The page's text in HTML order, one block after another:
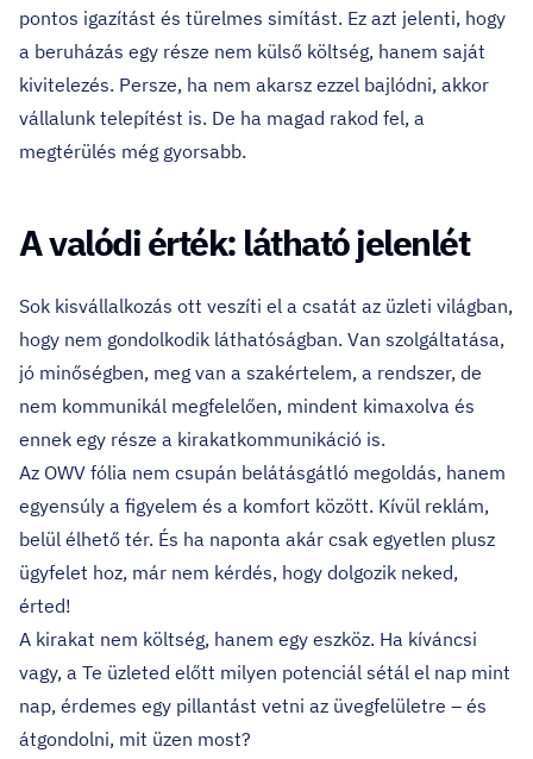
pontos igazítást és türelmes simítást. Ez azt jelenti, hogy
a beruházás egy része nem külső költség, hanem saját
kivitelezés. Persze, ha nem akarsz ezzel bajlódni, akkor
vállalunk telepítést is. De ha magad rakod fel, a
megtérülés még gyorsabb.
A valódi érték: látható jelenlét
Sok kisvállalkozás ott veszíti el a csatát az üzleti világban,
hogy nem gondolkodik láthatóságban. Van szolgáltatása,
jó minőségben, meg van a szakértelem, a rendszer, de
nem kommunikál megfelelően, mindent kimaxolva és
ennek egy része a kirakatkommunikáció is.
Az OWV fólia nem csupán belátásgátló megoldás, hanem
egyensúly a figyelem és a komfort között. Kívül reklám,
belül élhető tér. És ha naponta akár csak egyetlen plusz
ügyfelet hoz, már nem kérdés, hogy dolgozik neked,
érted!
A kirakat nem költség, hanem egy eszköz. Ha kíváncsi
vagy, a Te üzleted előtt milyen potenciál sétál el nap mint
nap, érdemes egy pillantást vetni az üvegfelületre – és
átgondolni, mit üzen most?